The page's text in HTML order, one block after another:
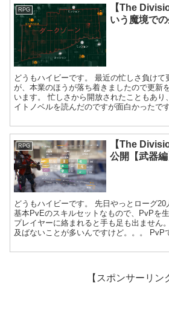
RPG
【The
いう魔境で
どうもハイビーです。 最近の忙しさ負けて
が、本業のほうが落ち着きましたので更新
います。 忙しさから開放されたこともあり
イトノベルを読んだのですが面白かったで
RPG
【The
公開【武器編
どうもハイビーです。 先日やっとローグ20
基本PvEのスキルセットなもので、PvPを
プレイヤーに絡まれると手も足も出ません
及ばないことが多いんですけど。。。 PvP
【スポンサーリン